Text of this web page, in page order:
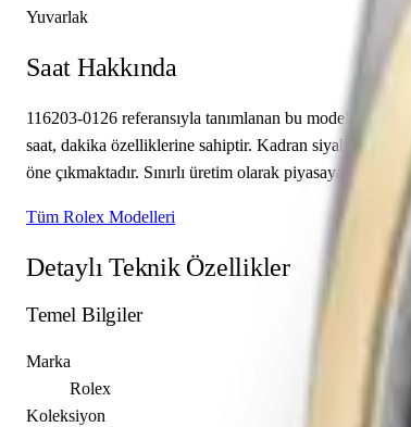
Yuvarlak
Saat Hakkında
116203-0126 referansıyla tanımlanan bu model,
saat, dakika özelliklerine sahiptir. Kadran siyah renkte
öne çıkmaktadır. Sınırlı üretim olarak piyasaya
Tüm Rolex Modelleri
Detaylı Teknik Özellikler
Temel Bilgiler
Marka
Rolex
Koleksiyon